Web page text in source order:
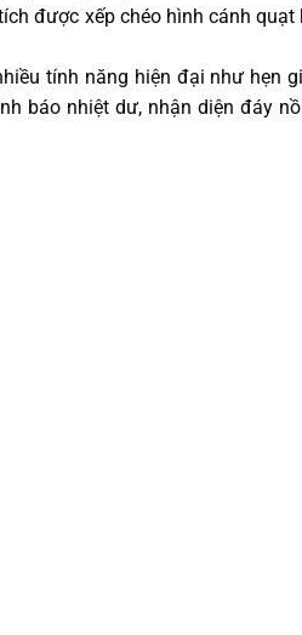
được xếp chéo hình cánh
tính năng hiện đại như hẹn
báo nhiệt dư, nhận diện đáy